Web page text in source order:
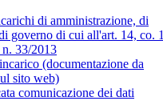
di amministrazione, di
governo di cui all'art. 14, co.
33/2013
(documentazione da
sito web)
comunicazione dei dati